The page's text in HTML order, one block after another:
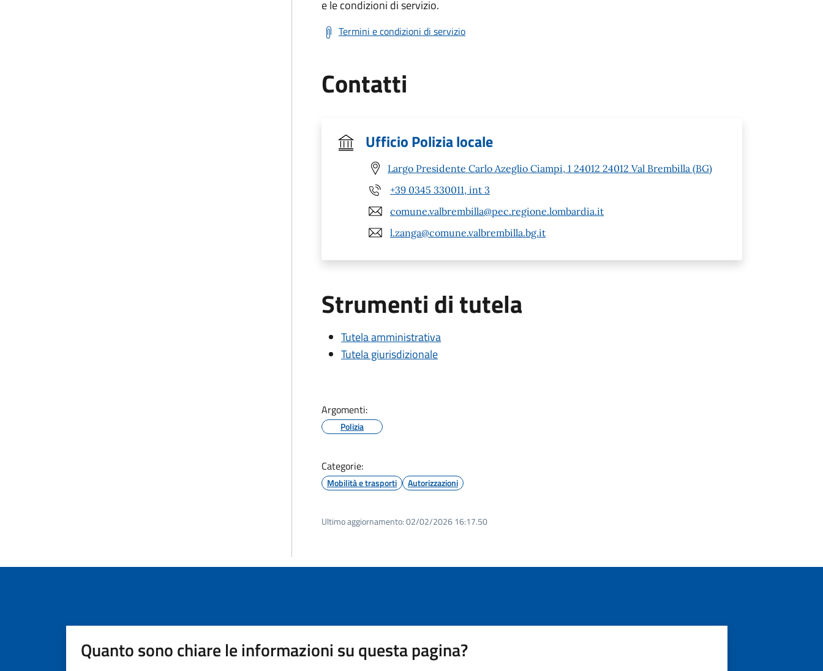
e le condizioni di servizio.
Termini e condizioni di servizio
Contatti
Ufficio Polizia locale
Largo Presidente Carlo Azeglio Ciampi, 1 24012 24012 Val Brembilla (BG)
+39 0345 330011, int 3
comune.valbrembilla@pec.regione.lombardia.it
l.zanga@comune.valbrembilla.bg.it
Strumenti di tutela
Tutela amministrativa
Tutela giurisdizionale
Argomenti:
Polizia
Categorie:
Mobilità e trasporti Autorizzazioni
Ultimo aggiornamento:02/02/2026 16:17.50
Quanto sono chiare le informazioni su questa pagina?